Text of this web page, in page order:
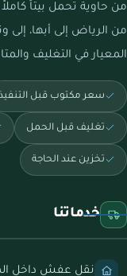
من حاوية تحمل بيتاً
من الرياض إلى أبها،
المعيار في التغليف
سعر مكتوب قبل
تغليف قبل الحمل
تخزين عند الحاجة
خدماتنا
نقل عفش داخل